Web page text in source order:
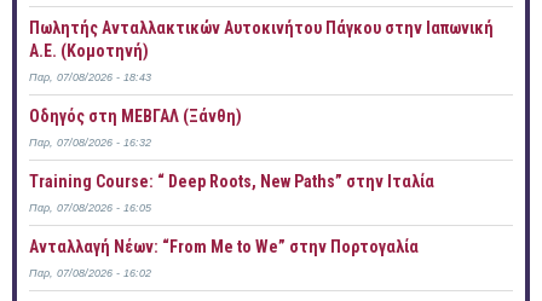
Πωλητής Ανταλλακτικών Αυτοκινήτου Πάγκου στην Ιαπωνική
Α.Ε. (Κομοτηνή)
Παρ, 07/08/2026 - 18:43
Οδηγός στη ΜΕΒΓΑΛ (Ξάνθη)
Παρ, 07/08/2026 - 16:32
Training Course: “ Deep Roots, New Paths” στην Ιταλία
Παρ, 07/08/2026 - 16:05
Ανταλλαγή Νέων: “From Me to We” στην Πορτογαλία
Παρ, 07/08/2026 - 16:02